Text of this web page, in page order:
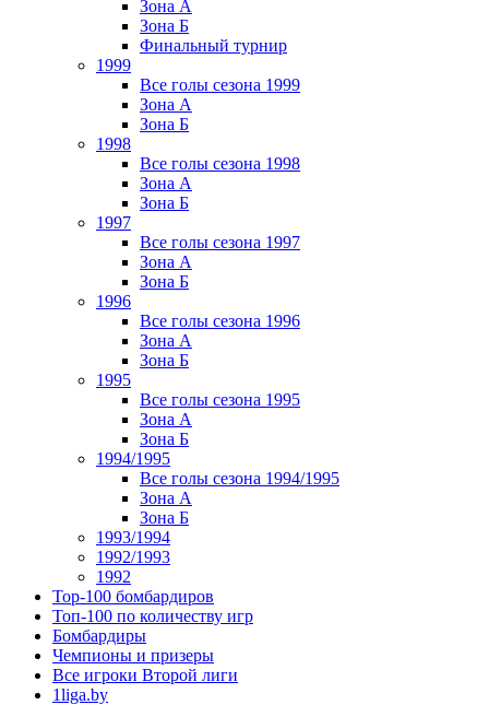
Зона А
Зона Б
Финальный турнир
1999
Все голы сезона 1999
Зона А
Зона Б
1998
Все голы сезона 1998
Зона А
Зона Б
1997
Все голы сезона 1997
Зона А
Зона Б
1996
Все голы сезона 1996
Зона А
Зона Б
1995
Все голы сезона 1995
Зона А
Зона Б
1994/1995
Все голы сезона 1994/1995
Зона А
Зона Б
1993/1994
1992/1993
1992
Top-100 бомбардиров
Топ-100 по количеству игр
Бомбардиры
Чемпионы и призеры
Все игроки Второй лиги
1liga.by